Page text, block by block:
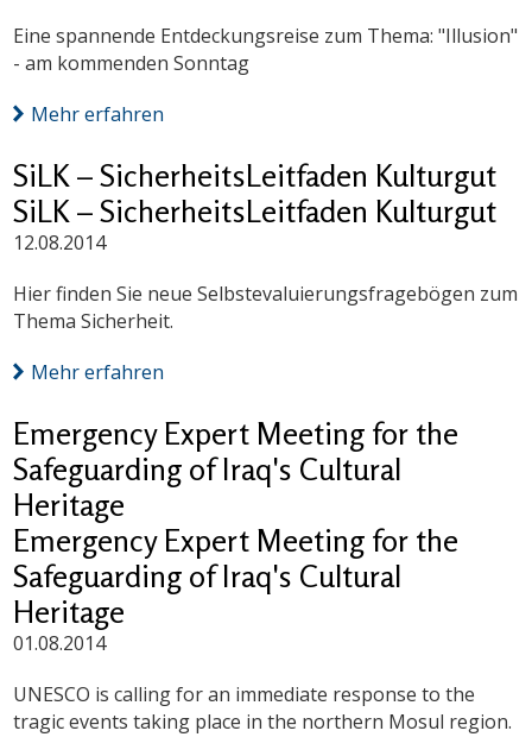
Eine spannende Entdeckungsreise zum Thema: "Illusion"
- am kommenden Sonntag
Mehr erfahren
SiLK – SicherheitsLeitfaden Kulturgut
SiLK – SicherheitsLeitfaden Kulturgut
12.08.2014
Hier finden Sie neue Selbstevaluierungsfragebögen zum
Thema Sicherheit.
Mehr erfahren
Emergency Expert Meeting for the
Safeguarding of Iraq's Cultural
Heritage
Emergency Expert Meeting for the
Safeguarding of Iraq's Cultural
Heritage
01.08.2014
UNESCO is calling for an immediate response to the
tragic events taking place in the northern Mosul region.